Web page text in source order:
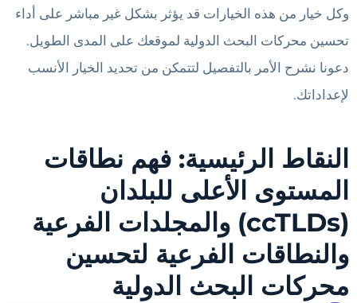
وكل خيار من هذه الخيارات قد يؤثر بشكل غير مباشر على أداء
تحسين محركات البحث الدولية لموقعك على المدى الطويل.
دعونا نشرح الأمر بالتفصيل لتتمكن من تحديد الخيار الأنسب
لإعداداتك.
النقاط الرئيسية: فهم نطاقات
المستوى الأعلى للبلدان
(ccTLDs) والمجلدات الفرعية
والنطاقات الفرعية لتحسين
محركات البحث الدولية